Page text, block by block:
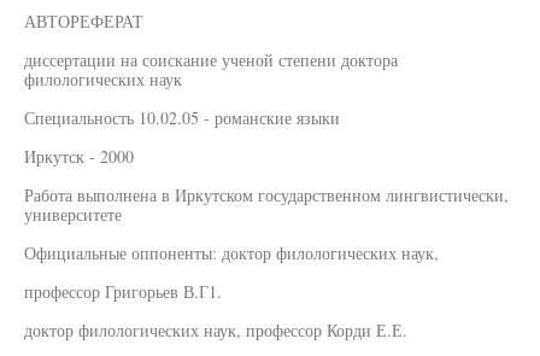
АВТОРЕФЕРАТ
диссертации на соискание ученой степени доктора
филологических наук
Специальность 10.02.05 - романские языки
Иркутск - 2000
Работа выполнена в Иркутском государственном лингвистически,
университете
Официальные оппоненты: доктор филологических наук,
профессор Григорьев В.Г1.
доктор филологических наук, профессор Корди Е.Е.